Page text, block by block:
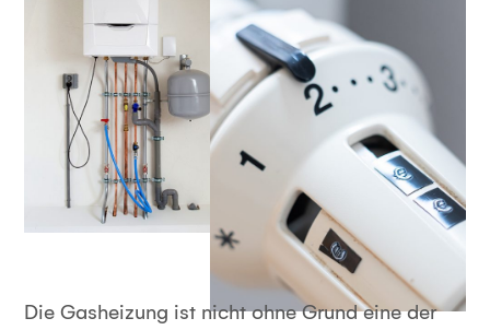
Die Gasheizung ist nicht ohne Grund eine der